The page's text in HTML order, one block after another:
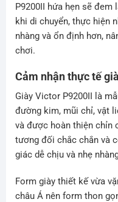
P9200II hứa hẹn sẽ
khi di chuyển, thực hiện
nhàng và ổn định hơn,
chơi.
Cảm nhận thực tế
Giày Victor P9200II là
đường kim, mũi chỉ, vật
và được hoàn thiện chỉn
tương đối chắc chắn và
giác dễ chịu và nhẹ
Form giày thiết kế vừa
châu Á nên form thon